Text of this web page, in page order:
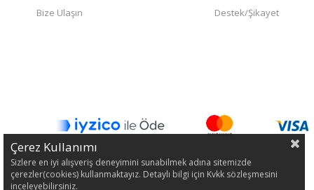
Bize Ulaşın
Destek/Şikayet
Çerez Kullanımı
Sizlere en iyi alışveriş deneyimini sunabilmek adına sitemizde
çerezler(cookies) kullanmaktayız. Detaylı bilgi için Kvkk sözleşmesini
inceleyebilirsiniz.